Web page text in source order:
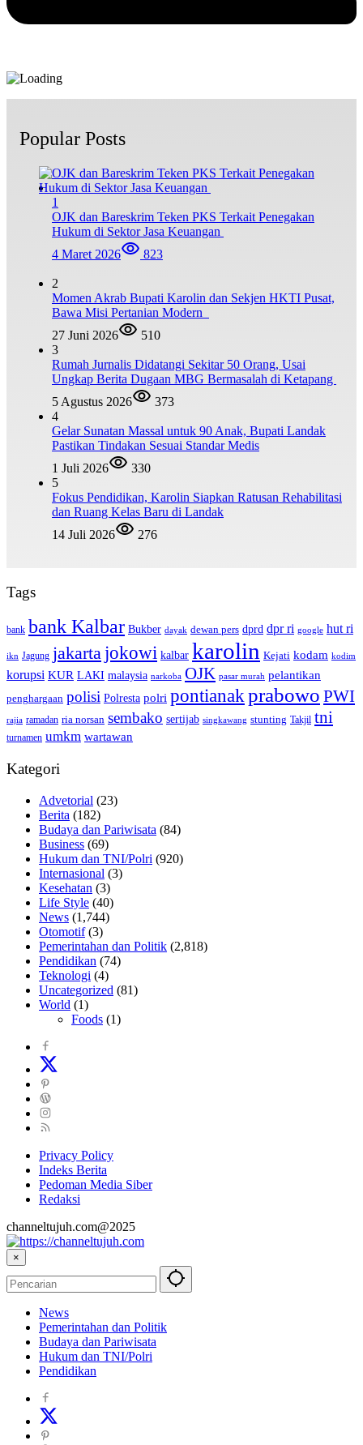
Popular Posts
1
OJK dan Bareskrim Teken PKS Terkait Penegakan
Hukum di Sektor Jasa Keuangan
4 Maret 2026
823
2
Momen Akrab Bupati Karolin dan Sekjen HKTI Pusat,
Bawa Misi Pertanian Modern
27 Juni 2026
510
3
Rumah Jurnalis Didatangi Sekitar 50 Orang, Usai
Ungkap Berita Dugaan MBG Bermasalah di Ketapang
5 Agustus 2026
373
4
Gelar Sunatan Massal untuk 90 Anak, Bupati Landak
Pastikan Tindakan Sesuai Standar Medis
1 Juli 2026
330
5
Fokus Pendidikan, Karolin Siapkan Ratusan Rehabilitasi
dan Ruang Kelas Baru di Landak
14 Juli 2026
276
Tags
bank bank Kalbar Bukber dayak dewan pers dprd dpr ri google hut ri
ikn Jagung jakarta jokowi kalbar karolin Kejati kodam kodim
korupsi KUR LAKI malaysia narkoba OJK pasar murah pelantikan
penghargaan polisi Polresta polri pontianakprabowo PWI
rajia ramadan ria norsan sembako sertijab singkawang stunting Takjil tni
turnamen umkm wartawan
Kategori
Advetorial (23)
Berita (182)
Budaya dan Pariwisata (84)
Business (69)
Hukum dan TNI/Polri (920)
Internasional (3)
Kesehatan (3)
Life Style (40)
News (1,744)
Otomotif(3)
Pemerintahan dan Politik (2,818)
Pendidikan (74)
Teknologi (4)
Uncategorized (81)
World (1)
Foods (1)
Privacy Policy
Indeks Berita
Pedoman Media Siber
Redaksi
channeltujuh.com@2025
×
News
Pemerintahan dan Politik
Budaya dan Pariwisata
Hukum dan TNI/Polri
Pendidikan